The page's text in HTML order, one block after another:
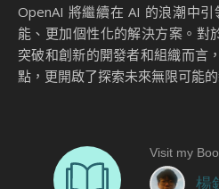
OpenAI 將繼續在 AI 的浪潮中
能、更加個性化的解決方案。對
突破和創新的開發者和組織而言
點，更開啟了探索未來無限可能的